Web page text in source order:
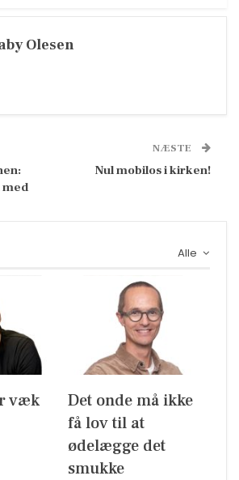
Olesen
med
NÆSTE
Nul mobilos i kirken!
Alle
væk
Det onde må ikke
få lov til at
ødelægge det
smukke